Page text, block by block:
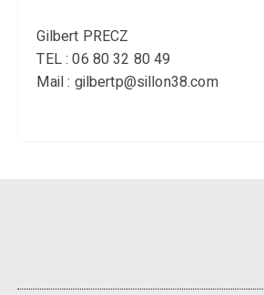
Gilbert PRECZ
TEL : 06 80 32 80 49
Mail : gilbertp@sillon38.com